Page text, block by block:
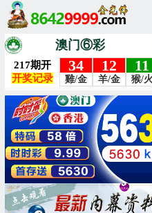
澳门⑥彩